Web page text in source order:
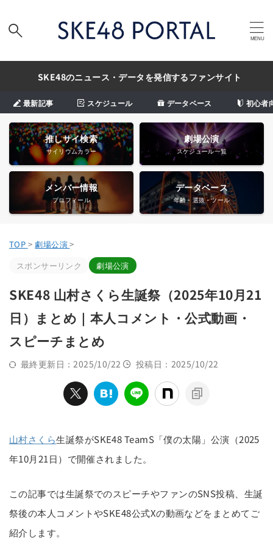
SKE48のニュース・データを発信するファンサイト
最新記事 スケジュール データベース 初心者
推しサイ検索
サイリウムカラー
劇場公演
スケジュール一覧
メンバー情報
プロフィール
データベース
年齢・選抜・ツール
TOP > 劇場公演>
スポンサーリンク
劇場公演
SKE48 山村さくら生誕祭（2025年10月21
日）まとめ｜本人コメント・公式動画・
スピーチまとめ
最終更新日：2025/10/22 投稿日：2025/10/22
山村さくら生誕祭がSKE48 TeamS「僕の太陽」公演（2025
年10月21日）で開催されました。
この記事では生誕祭でのスピーチやファンのSNS投稿、生誕
祭後の本人コメントやSKE48公式Xの動画などをまとめてご
紹介します。